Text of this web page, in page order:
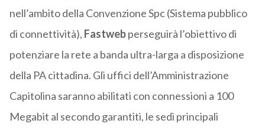
nell’ambito della Convenzione Spc (Sistema pubblico
di connettività), Fastwebperseguirà l’obiettivo di
potenziare la rete a banda ultra-larga a disposizione
della PA cittadina. Gli uffici dell’Amministrazione
Capitolina saranno abilitati con connessioni a 100
Megabit al secondo garantiti, le sedi principali